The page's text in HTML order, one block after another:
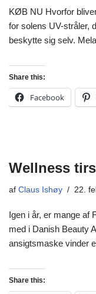
KØB NU Hvorfor
for solens UV-stråler,
beskytte sig selv.
Share this:
Facebook
Wellness
af Claus Ishøy 22.
Igen i år, er mange af
med i Danish Beauty
ansigtsmaske vinder
Share this: